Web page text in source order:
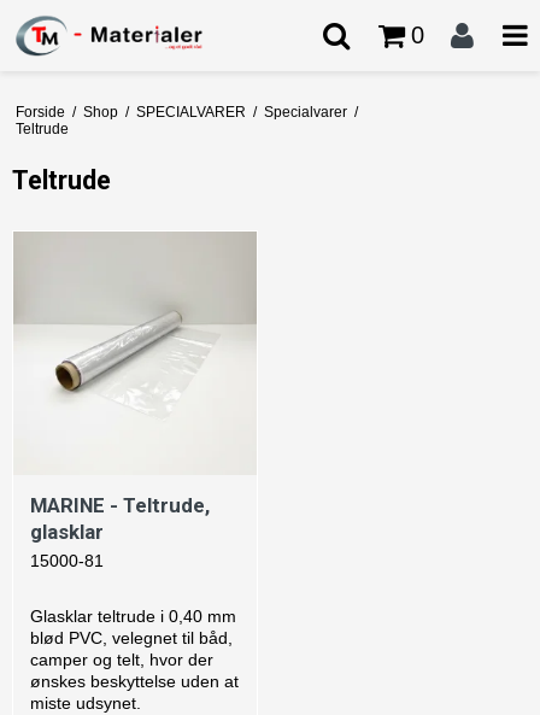
0
Forside / Shop / SPECIALVARER / Specialvarer /
Teltrude
Teltrude
MARINE - Teltrude,
glasklar
15000-81
Glasklar teltrude i 0,40 mm
blød PVC, velegnet til båd,
camper og telt, hvor der
ønskes beskyttelse uden at
miste udsynet.